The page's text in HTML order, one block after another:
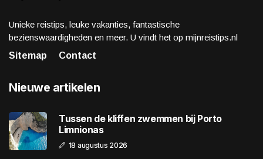
Unieke reistips, leuke vakanties, fantastische
bezienswaardigheden en meer. U vindt het op mijnreistips.nl
Sitemap
Contact
Nieuwe artikelen
Tussen de kliffen zwemmen bij Porto
Limnionas
18 augustus 2026